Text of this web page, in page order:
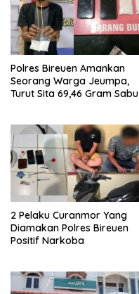
Polres Bireuen Amankan
Seorang Warga Jeumpa,
Turut Sita 69,46 Gram Sabu
2 Pelaku Curanmor Yang
Diamakan Polres Bireuen
Positif Narkoba